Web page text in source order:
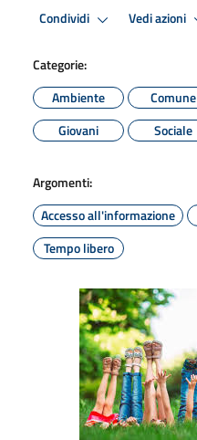
Condividi Vedi azioni
Categorie:
Ambiente
Comune
Giovani
Sociale
Argomenti:
Accesso all'informazione
Tempo libero